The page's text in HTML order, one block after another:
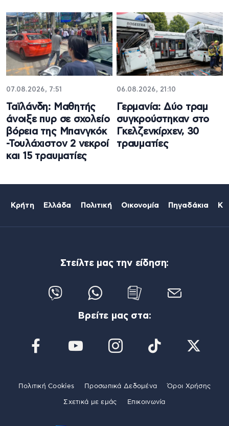
07.08.2026, 7:51
Ταϊλάνδη: Μαθητής
άνοιξε πυρ σε σχολείο
βόρεια της Μπανγκόκ
-Τουλάχιστον 2 νεκροί
και 15 τραυματίες
06.08.2026, 21:10
Γερμανία: Δύο τραμ
συγκρούστηκαν στο
Γκελζενκίρχεν, 30
τραυματίες
Κρήτη Ελλάδα Πολιτική Οικονομία Πηγαδάκια
Στείλτε μας την είδηση:
Βρείτε μας στα:
Πολιτική Cookies Προσωπικά Δεδομένα Όροι Χρήσης
Σχετικά με εμάς Επικοινωνία